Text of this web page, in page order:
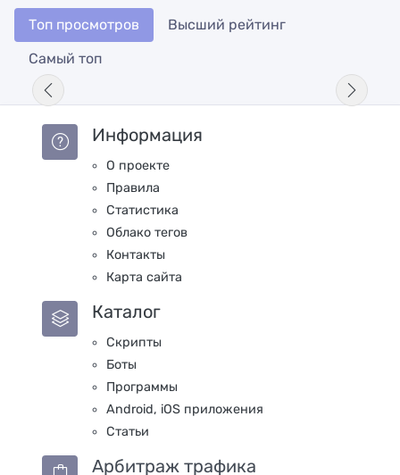
Топ просмотров
Высший рейтинг
Самый топ
Информация
О проекте
Правила
Статистика
Облако тегов
Контакты
Карта сайта
Каталог
Скрипты
Боты
Программы
Android, iOS приложения
Статьи
Арбитраж трафика